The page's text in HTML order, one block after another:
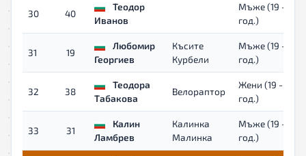
30 40
Теодор
Иванов
Мъже (19 - 39
год.)
31 19
Любомир
Георгиев
Късите
Курбели
Мъже (19 - 39
год.)
32 38
Теодора
Табакова
Велораптор
Жени (19 - 39
год.)
33 31
Калин
Ламбрев
Калинка
Малинка
Мъже (19 - 39
год.)